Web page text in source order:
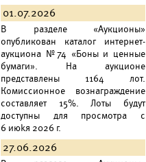
01.07.2026
В разделе «Аукционы»
опубликован каталог интернет-
аукциона №74 «Боны и ценные
бумаги». На аукционе
представлены 1164 лот.
Комиссионное вознаграждение
составляет 15%. Лоты будут
доступны для просмотра с
6 июkя 2026 г.
27.06.2026